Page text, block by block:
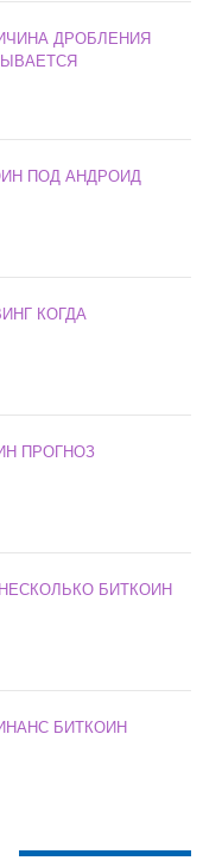
ДРОБЛЕНИЯ
ПОД АНДРОИД
КОГДА
ПРОГНОЗ
БИТКОИН
БИТКОИН